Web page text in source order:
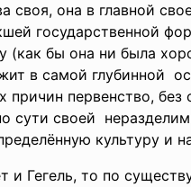
она в главной
государственной
бы она ни была
в самой глубинной
первенство,
сути своей
культуру и
Гегель, то по